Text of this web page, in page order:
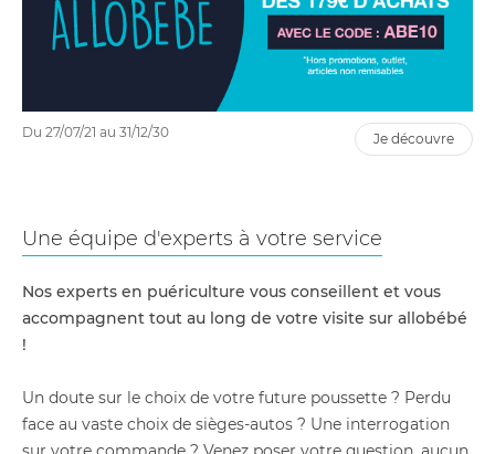
Du 27/07/21 au 31/12/30 je découvre
Une équipe d'experts à votre service
Nos experts en puériculture vous conseillent et vous
accompagnent tout au long de votre visite sur allobébé
!
Un doute sur le choix de votre future poussette ? Perdu
face au vaste choix de sièges-autos ? Une interrogation